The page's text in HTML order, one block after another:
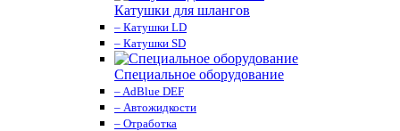
Катушки для шлангов
– Катушки LD
– Катушки SD
Специальное оборудование
– AdBlue DEF
– Автожидкости
– Отработка